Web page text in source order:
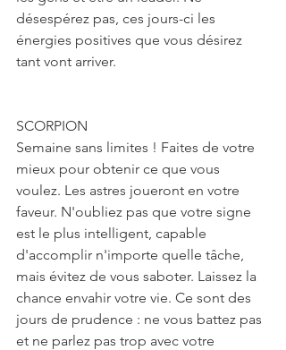
désespérez pas, ces jours-ci les
énergies positives que vous désirez
tant vont arriver.
SCORPION
Semaine sans limites ! Faites de votre
mieux pour obtenir ce que vous
voulez. Les astres joueront en votre
faveur. N'oubliez pas que votre signe
est le plus intelligent, capable
d'accomplir n'importe quelle tâche,
mais évitez de vous saboter. Laissez la
chance envahir votre vie. Ce sont des
jours de prudence : ne vous battez pas
et ne parlez pas trop avec votre